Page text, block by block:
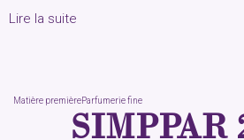
Lire la suite
Matière premièreParfumerie fine
SIMPPAR